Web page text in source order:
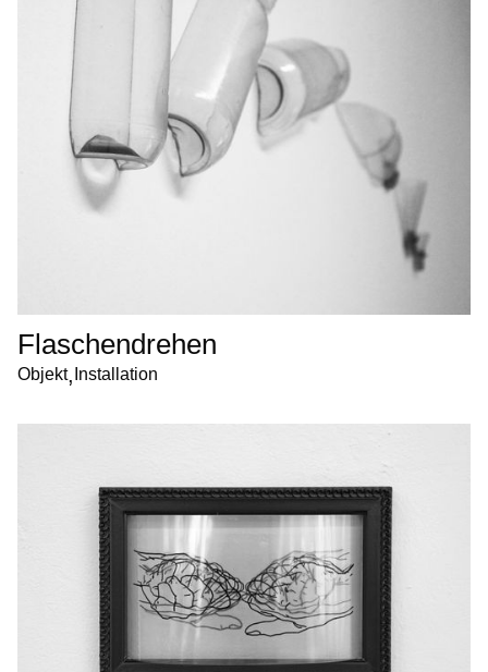
Flaschendrehen
Objekt, Installation